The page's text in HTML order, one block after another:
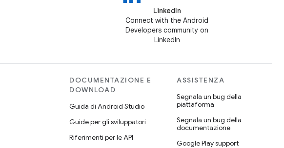
LinkedIn
Connect with the Android
Developers community on
LinkedIn
DOCUMENTAZIONE E
DOWNLOAD
Guida di Android Studio
Guide per gli sviluppatori
Riferimenti per le API
ASSISTENZA
Segnala un bug della
piattaforma
Segnala un bug della
documentazione
Google Play support